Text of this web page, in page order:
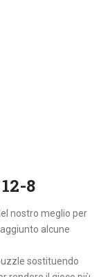
8
nostro meglio per
alcune
sostituendo